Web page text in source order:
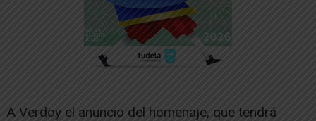
A Verdoy el anuncio del homenaje, que tendrá